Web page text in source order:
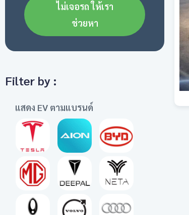
ไม่เจอรถ ให้เรา
ช่วยหา
Filter by :
แสดง EV ตามแบรนด์